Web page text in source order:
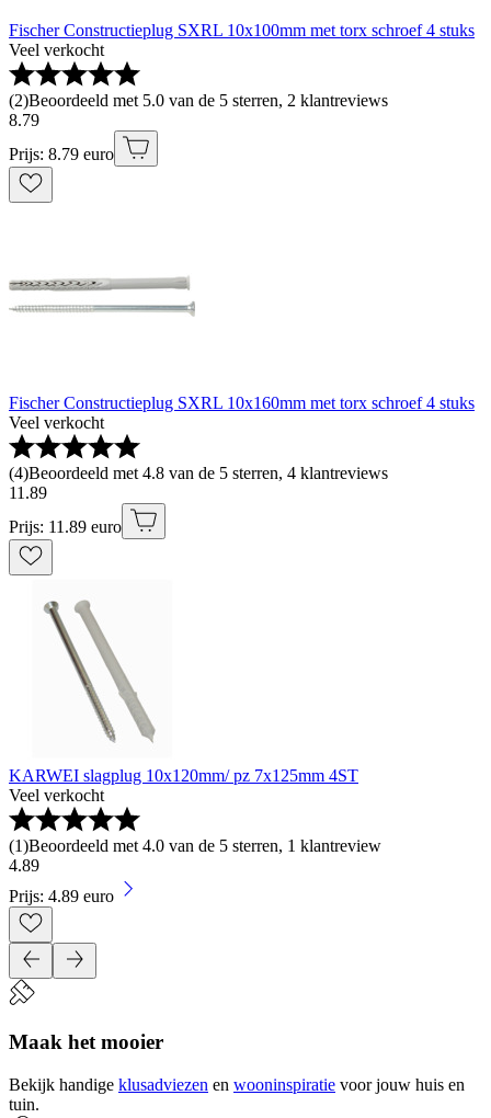
Fischer Constructieplug SXRL 10x100mm met torx schroef 4 stuks
Veel verkocht
(2)Beoordeeld met 5.0 van de 5 sterren, 2 klantreviews
8.79
Prijs: 8.79 euro
Fischer Constructieplug SXRL 10x160mm met torx schroef 4 stuks
Veel verkocht
(4)Beoordeeld met 4.8 van de 5 sterren, 4 klantreviews
11 .89
Prijs: 11.89 euro
KARWEI slagplug 10x120mm/ pz 7x125mm 4ST
Veel verkocht
(1)Beoordeeld met 4.0 van de 5 sterren, 1 klantreview
4.89
Prijs: 4.89 euro
Maak het mooier
Bekijk handige klusadviezen en wooninspiratie voor jouw huis en
tuin.